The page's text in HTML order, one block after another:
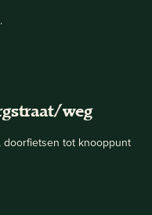
weg
doorfietsen tot knooppunt